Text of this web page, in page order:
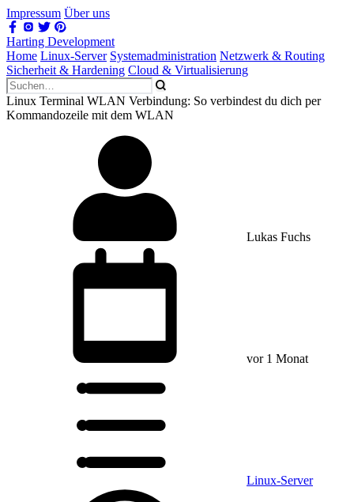
Impressum Über uns
Harting Development
Home Linux-Server Systemadministration Netzwerk & Routing
Sicherheit & Hardening Cloud & Virtualisierung
Linux Terminal WLAN Verbindung: So verbindest du dich per
Kommandozeile mit dem WLAN
Lukas Fuchs
vor 1 Monat
Linux-Server